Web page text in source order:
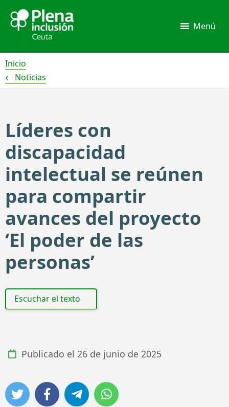
contenido
Menú
Inicio
Noticias
Líderes con
discapacidad
intelectual se reúnen
para compartir
avances del proyecto
‘El poder de las
personas’
Escuchar el texto
Publicado el 26 de junio de 2025